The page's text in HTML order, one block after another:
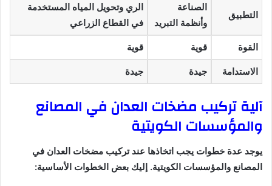
التطبيق
الصناعة
وأنظمة التبريد
الري وتحويل المياه المستخدمة
في القطاع الزراعي
القوة قوية قوية
الاستدامة جيدة جيدة
آلية تركيب مضخات العدان في المصانع
والمؤسسات الكويتية
يوجد عدة خطوات يجب اتخاذها عند تركيب مضخات العدان في
المصانع والمؤسسات الكويتية. إليك بعض الخطوات الأساسية: